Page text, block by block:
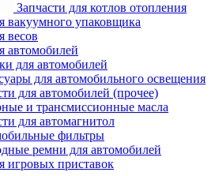
Запчасти для котлов отопления
вакуумного упаковщика
весов
автомобилей
для автомобилей
для автомобильного освещения
для автомобилей (прочее)
и трансмиссионные масла
для автомагнитол
фильтры
ремни для автомобилей
игровых приставок